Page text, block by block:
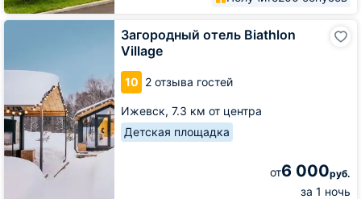
Загородный отель Biathlon
Village
10 2 отзыва гостей
Ижевск, 7.3 км от центра
Детская площадка
от6 000руб.
за 1 ночь
Загородный
Village